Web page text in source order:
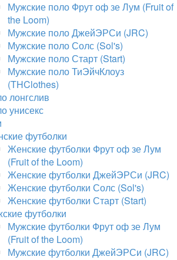
Мужские поло Фрут оф зе Лум (Fruit of
the Loom)
Мужские поло ДжейЭРСи (JRC)
Мужские поло Солс (Sol's)
Мужские поло Старт (Start)
Мужские поло ТиЭйчКлоуз
(THClothes)
лонгслив
унисекс
футболки
Женские футболки Фрут оф зе Лум
(Fruit of the Loom)
Женские футболки ДжейЭРСи (JRC)
Женские футболки Солс (Sol's)
Женские футболки Старт (Start)
футболки
Мужские футболки Фрут оф зе Лум
(Fruit of the Loom)
Мужские футболки ДжейЭРСи (JRC)